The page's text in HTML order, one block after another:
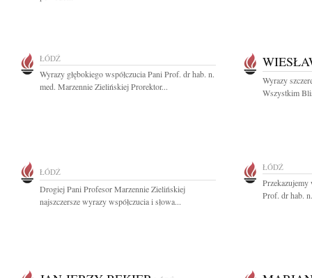
ŁÓDŹ
Wyrazy głębokiego współczucia Pani Prof. dr hab. n.
med. Marzennie Zielińskiej Prorektor...
Wyrazy
Wszystkim
ŁÓDŹ
Drogiej Pani Profesor Marzennie Zielińskiej
najszczersze wyrazy współczucia i słowa...
ŁÓDŹ
Przekazujemy
Prof. dr hab.